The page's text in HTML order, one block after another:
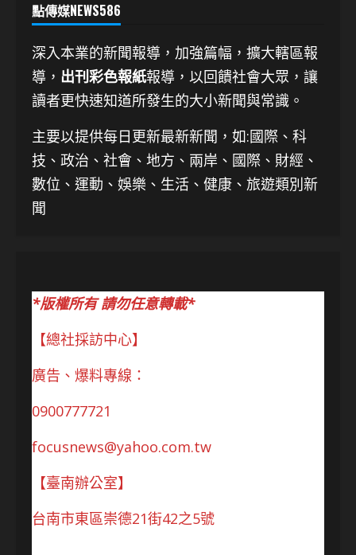
點傳媒NEWS586
深入本業的新聞報導，加強篇幅，擴大轄區報
導， 出刊彩色報紙報導，以回饋社會大眾，讓
讀者更快速知道所發生的大小新聞與常識。
主要以提供每日更新最新新聞 ，如:國際、科
技、 政治、社會、地方、兩岸、國際、財經、
數位、運動、娛樂、生活、健康、旅遊類別新
聞
*版權所有 請勿任意轉載*
【總社採訪中心】
廣告、爆料專線：
0900777721
focusnews@yahoo.com.tw
【臺南辦公室】
台南市東區崇德21街42之5號